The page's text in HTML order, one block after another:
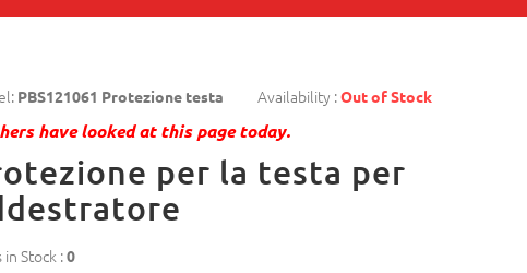
PBS121061 Protezione testa Availability :Out of Stock
have looked at this page today.
per la testa per
in Stock :0